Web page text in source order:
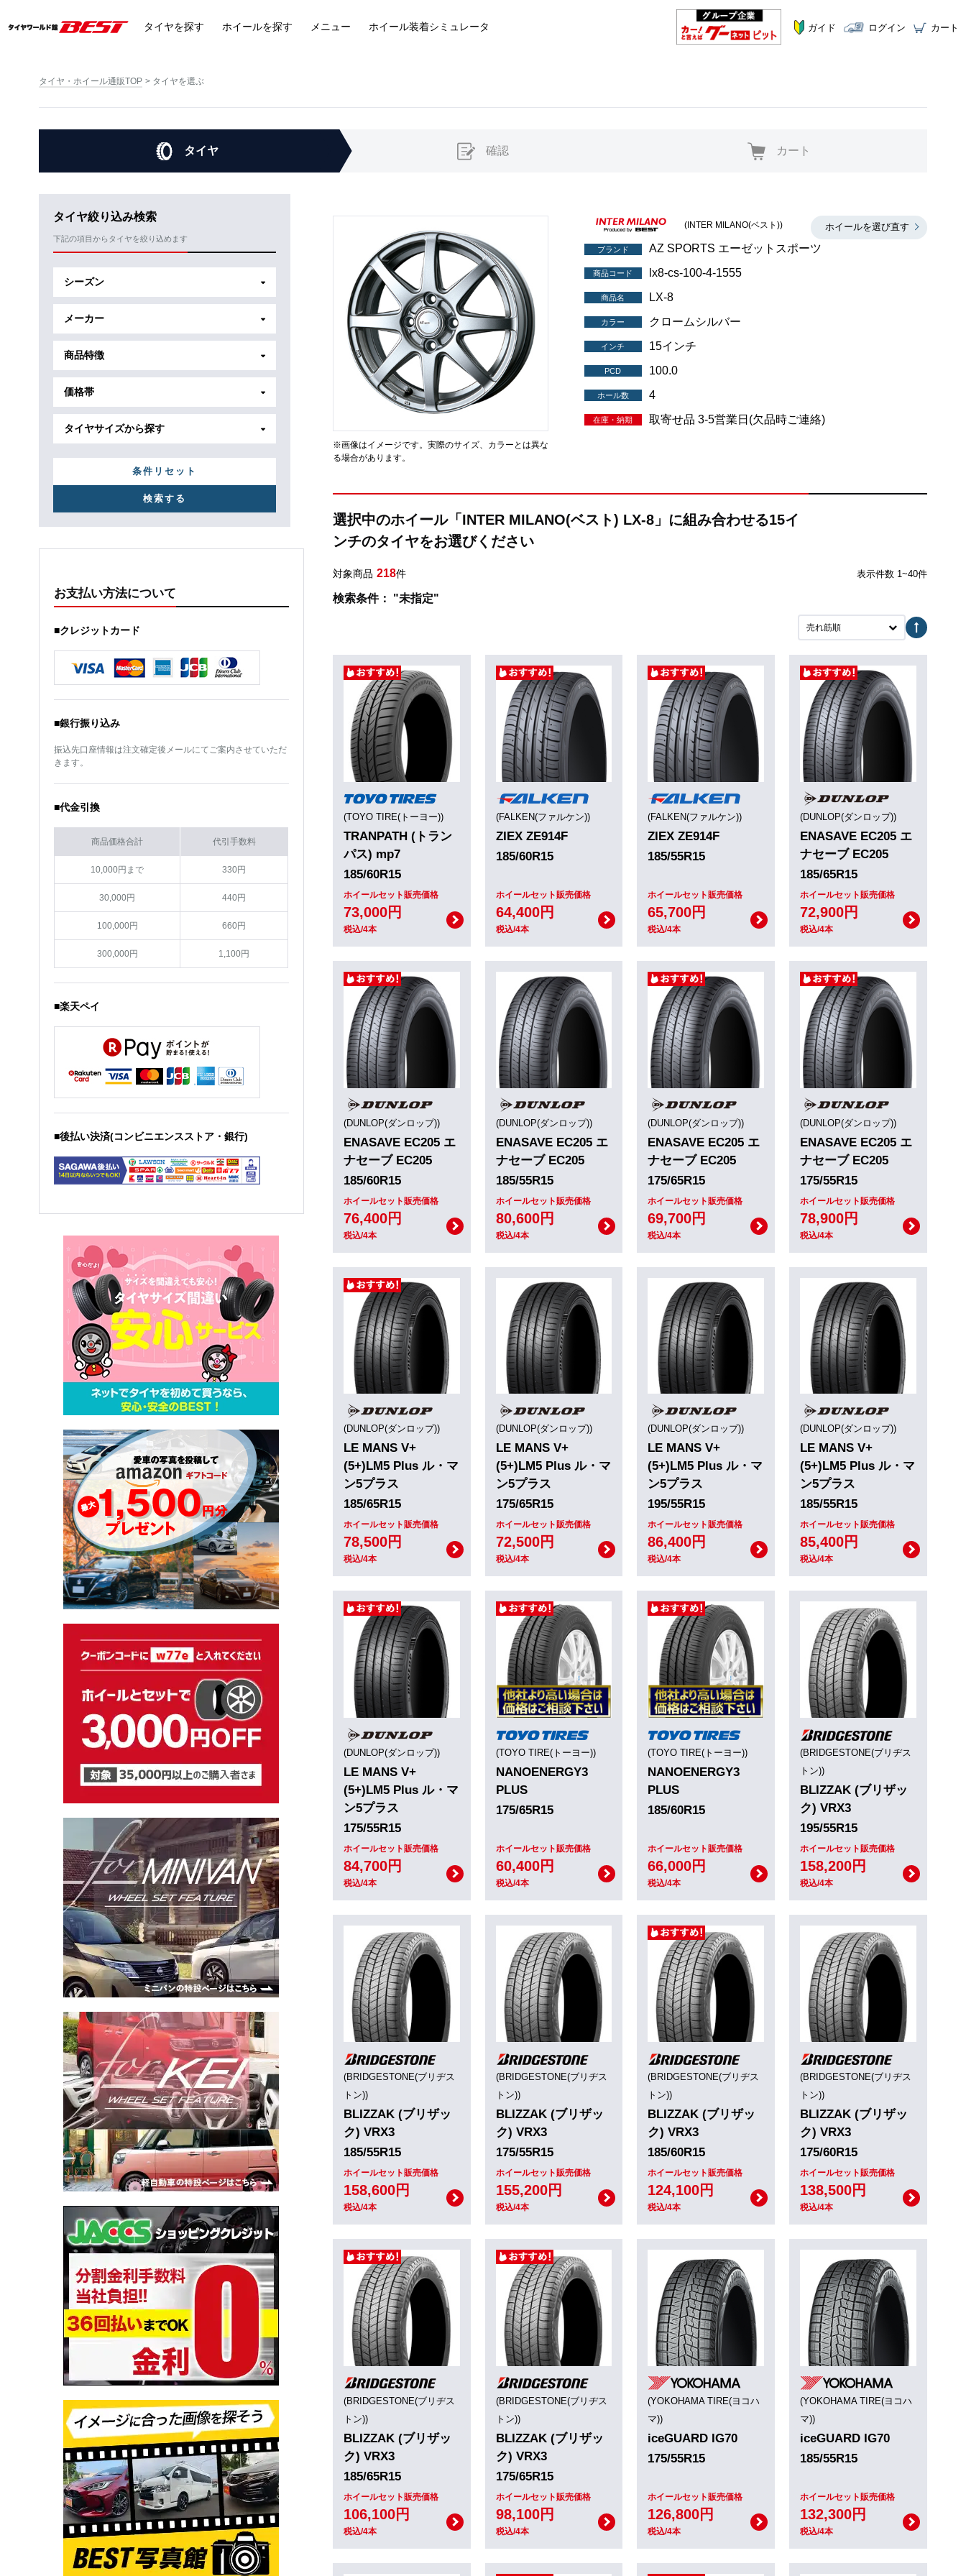
タイヤを探す ホイールを探す メニュー ホイール装着シミュレータ ガイド ログイン カート
タイヤ・ホイール通販TOP タイヤを選ぶ
タイヤ 確認 カート
タイヤ絞り込み検索
下記の項目からタイヤを絞り込めます
シーズン
メーカー
商品特徴
価格帯
タイヤサイズから探す
条件リセット
お支払い方法について
■クレジットカード
■銀行振り込み
振込先口座情報は注文確定後メールにてご案内させていただ
きます。
■代金引換
商品価格合計 代引手数料
10,000円まで 330円
30,000円 440円
100,000円 660円
300,000円 1,100円
■楽天ペイ
■後払い決済(コンビニエンスストア・銀行)
※画像はイメージです。実際のサイズ、カラーとは異な
る場合があります。
ホイールを選び直す
(INTER MILANO(ベスト))
ブランド AZ SPORTS エーゼットスポーツ
商品コード lx8-cs-100-4-1555
商品名 LX-8
カラー クロームシルバー
インチ 15インチ
PCD 100.0
ホール数 4
在庫・納期 取寄せ品 3-5営業日(欠品時ご連絡)
選択中のホイール「INTER MILANO(ベスト) LX-8」に組み合わせる15イ
ンチのタイヤをお選びください
対象商品 218件 表示件数 1~40件
検索条件： "未指定"
売れ筋順
(TOYO TIRE(トーヨー))
TRANPATH (トラン
パス) mp7
185/60R15
ホイールセット販売価格
73,000円
税込/4本
(FALKEN(ファルケン))
ZIEX ZE914F
185/60R15
ホイールセット販売価格
64,400円
税込/4本
(FALKEN(ファルケン))
ZIEX ZE914F
185/55R15
ホイールセット販売価格
65,700円
税込/4本
(DUNLOP(ダンロップ))
ENASAVE EC205 エ
ナセーブ EC205
185/65R15
ホイールセット販売価格
72,900円
税込/4本
(DUNLOP(ダンロップ))
ENASAVE EC205 エ
ナセーブ EC205
185/60R15
ホイールセット販売価格
76,400円
税込/4本
(DUNLOP(ダンロップ))
ENASAVE EC205 エ
ナセーブ EC205
185/55R15
ホイールセット販売価格
80,600円
税込/4本
(DUNLOP(ダンロップ))
ENASAVE EC205 エ
ナセーブ EC205
175/65R15
ホイールセット販売価格
69,700円
税込/4本
(DUNLOP(ダンロップ))
ENASAVE EC205 エ
ナセーブ EC205
175/55R15
ホイールセット販売価格
78,900円
税込/4本
(DUNLOP(ダンロップ))
LE MANS V+
(5+)LM5 Plus ル・マ
ン5プラス
185/65R15
ホイールセット販売価格
78,500円
税込/4本
(DUNLOP(ダンロップ))
LE MANS V+
(5+)LM5 Plus ル・マ
ン5プラス
175/65R15
ホイールセット販売価格
72,500円
税込/4本
(DUNLOP(ダンロップ))
LE MANS V+
(5+)LM5 Plus ル・マ
ン5プラス
195/55R15
ホイールセット販売価格
86,400円
税込/4本
(DUNLOP(ダンロップ))
LE MANS V+
(5+)LM5 Plus ル・マ
ン5プラス
185/55R15
ホイールセット販売価格
85,400円
税込/4本
(DUNLOP(ダンロップ))
LE MANS V+
(5+)LM5 Plus ル・マ
ン5プラス
175/55R15
ホイールセット販売価格
84,700円
税込/4本
(TOYO TIRE(トーヨー))
NANOENERGY3
PLUS
175/65R15
ホイールセット販売価格
60,400円
税込/4本
(TOYO TIRE(トーヨー))
NANOENERGY3
PLUS
185/60R15
ホイールセット販売価格
66,000円
税込/4本
(BRIDGESTONE(ブリヂス
トン))
BLIZZAK (ブリザッ
ク) VRX3
195/55R15
ホイールセット販売価格
158,200円
税込/4本
(BRIDGESTONE(ブリヂス
トン))
BLIZZAK (ブリザッ
ク) VRX3
185/55R15
ホイールセット販売価格
158,600円
税込/4本
(BRIDGESTONE(ブリヂス
トン))
BLIZZAK (ブリザッ
ク) VRX3
175/55R15
ホイールセット販売価格
155,200円
税込/4本
(BRIDGESTONE(ブリヂス
トン))
BLIZZAK (ブリザッ
ク) VRX3
185/60R15
ホイールセット販売価格
124,100円
税込/4本
(BRIDGESTONE(ブリヂス
トン))
BLIZZAK (ブリザッ
ク) VRX3
175/60R15
ホイールセット販売価格
138,500円
税込/4本
(BRIDGESTONE(ブリヂス
トン))
BLIZZAK (ブリザッ
ク) VRX3
185/65R15
ホイールセット販売価格
106,100円
税込/4本
(BRIDGESTONE(ブリヂス
トン))
BLIZZAK (ブリザッ
ク) VRX3
175/65R15
ホイールセット販売価格
98,100円
税込/4本
(YOKOHAMA TIRE(ヨコハ
マ))
iceGUARD IG70
175/55R15
ホイールセット販売価格
126,800円
税込/4本
(YOKOHAMA TIRE(ヨコハ
マ))
iceGUARD IG70
185/55R15
ホイールセット販売価格
132,300円
税込/4本